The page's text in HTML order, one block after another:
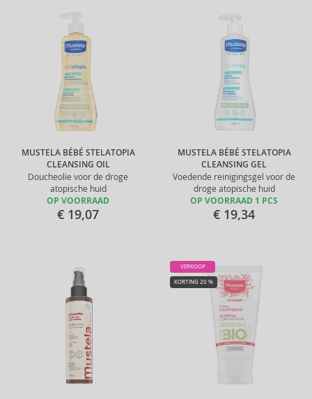
MUSTELA BÉBÉ STELATOPIA
CLEANSING OIL
Doucheolie voor de droge
atopische huid
OP VOORRAAD
€ 19,07
MUSTELA BÉBÉ STELATOPIA
CLEANSING GEL
Voedende reinigingsgel voor de
droge atopische huid
OP VOORRAAD 1 PCS
€ 19,34
VERKOOP
KORTING 20 %